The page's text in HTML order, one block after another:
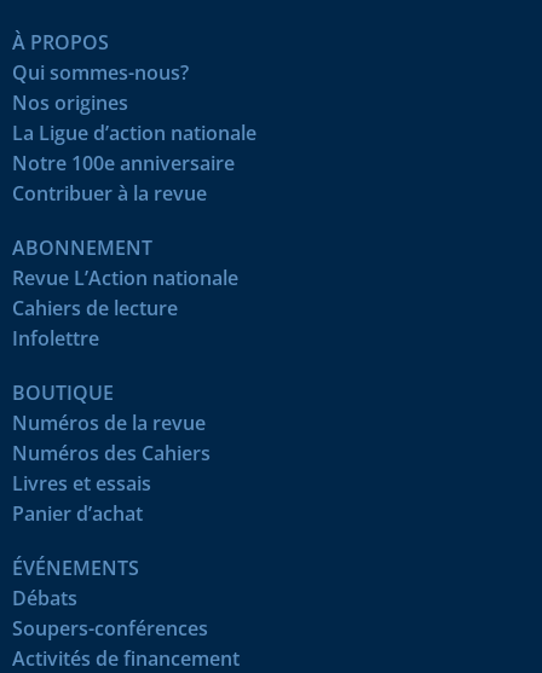
À PROPOS
Qui sommes-nous?
Nos origines
La Ligue d’action nationale
Notre 100e anniversaire
Contribuer à la revue
ABONNEMENT
Revue L’Action nationale
Cahiers de lecture
Infolettre
BOUTIQUE
Numéros de la revue
Numéros des Cahiers
Livres et essais
Panier d’achat
ÉVÉNEMENTS
Débats
Soupers-conférences
Activités de financement